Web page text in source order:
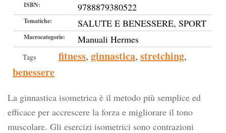
ISBN: 9788879380522
Tematiche: SALUTE E BENESSERE, SPORT
Macrocategorie: Manuali Hermes
Tags fitness, ginnastica, stretching,
benessere
La ginnastica isometrica è il metodo più semplice ed
efficace per accrescere la forza e migliorare il tono
muscolare. Gli esercizi isometrici sono contrazioni